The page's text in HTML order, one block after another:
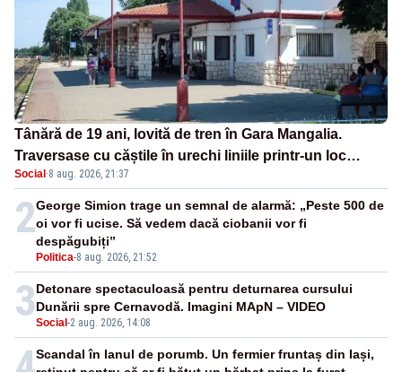
Tânără de 19 ani, lovită de tren în Gara Mangalia.
Traversase cu căștile în urechi liniile printr-un loc
nepermis
Social ·8 aug. 2026, 21:37
2
Politica-8 aug. 2026, 21:52
George Simion trage un semnal de alarmă: „Peste 500 de
oi vor fi ucise. Să vedem dacă ciobanii vor fi
despăgubiți”
3Social -2 aug. 2026, 14:08
Detonare spectaculoasă pentru deturnarea cursului
Dunării spre Cernavodă. Imagini MApN – VIDEO
Scandal în lanul de porumb. Un fermier fruntaș din Iași,